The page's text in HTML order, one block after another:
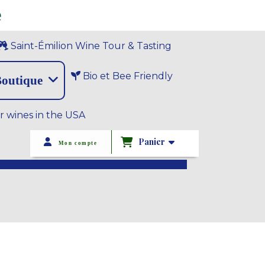
Mon compte Panier
Saint-Émilion Wine Tour & Tasting
Bio et Bee Friendly
wines in the USA